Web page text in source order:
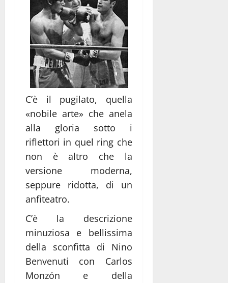
C’è il pugilato, quella
«nobile arte» che anela
alla gloria sotto i
riflettori in quel ring che
non è altro che la
versione moderna,
seppure ridotta, di un
anfiteatro.
C’è la descrizione
minuziosa e bellissima
della sconfitta di Nino
Benvenuti con Carlos
Monzón e della